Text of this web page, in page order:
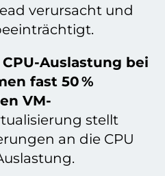
verursacht und
Auslastung bei
fast 50 %
VM-
stellt
an die CPU